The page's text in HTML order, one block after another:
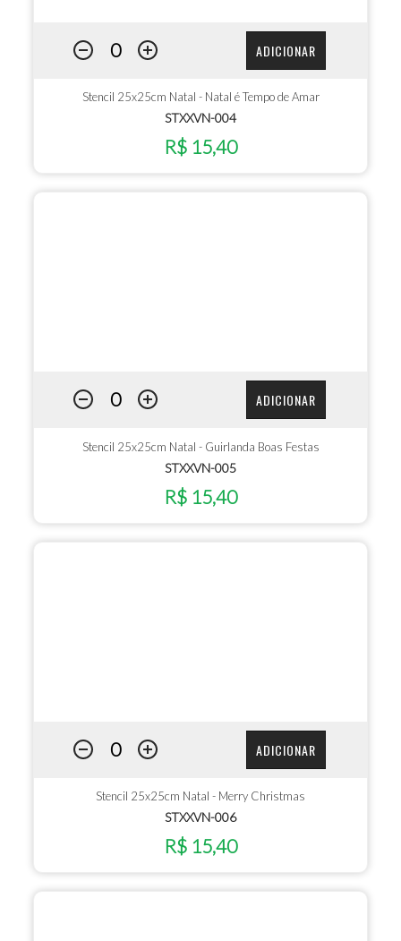
ADICIONAR
Stencil 25x25cm Natal - Natal é Tempo de Amar
STXXVN-004
R$ 15,40
ADICIONAR
Stencil 25x25cm Natal - Guirlanda Boas Festas
STXXVN-005
R$ 15,40
ADICIONAR
Stencil 25x25cm Natal - Merry Christmas
STXXVN-006
R$ 15,40